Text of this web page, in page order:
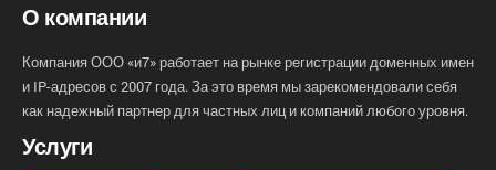
О компании
Компания ООО «и7» работает на рынке регистрации доменных имен
и IP-адресов с 2007 года. За это время мы зарекомендовали себя
как надежный партнер для частных лиц и компаний любого уровня.
Услуги